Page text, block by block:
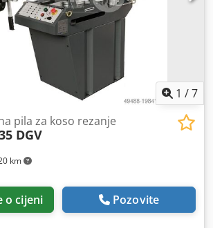
1 /7
km
pila za koso rezanje
DGV
o cijeni Pozovite